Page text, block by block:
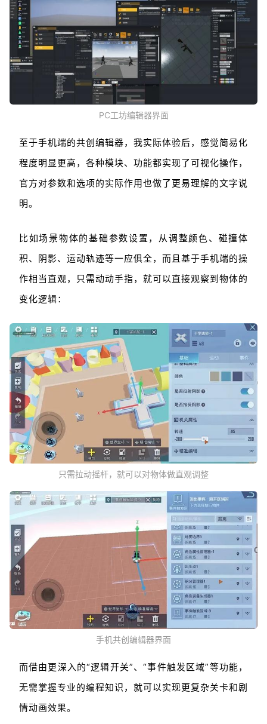
PC工坊编辑器界面
至于手机端的共创编辑器，我实际体验后，感觉简易化
程度明显更高，各种模块、功能都实现了可视化操作，
官方对参数和选项的实际作用也做了更易理解的文字说
明。
比如场景物体的基础参数设置，从调整颜色、碰撞体
积、阴影、运动轨迹等一应俱全，而且基于手机端的操
作相当直观，只需动动手指，就可以直接观察到物体的
变化逻辑：
只需拉动摇杆，就可以对物体做直观调整
手机共创编辑器界面
而借由更深入的“逻辑开关”、“事件触发区域”等功能，
无需掌握专业的编程知识，就可以实现更复杂关卡和剧
情动画效果。